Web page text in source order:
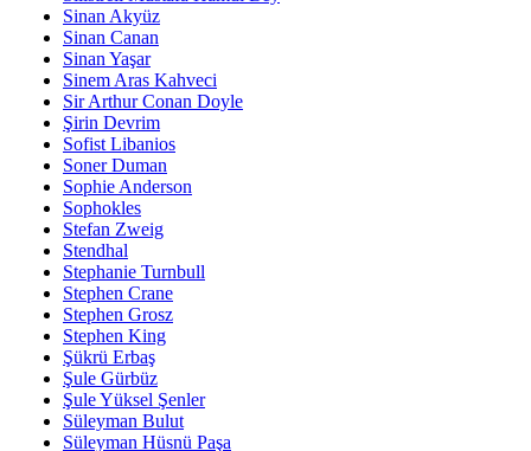
Sinan Akyüz
Sinan Canan
Sinan Yaşar
Sinem Aras Kahveci
Sir Arthur Conan Doyle
Şirin Devrim
Sofist Libanios
Soner Duman
Sophie Anderson
Sophokles
Stefan Zweig
Stendhal
Stephanie Turnbull
Stephen Crane
Stephen Grosz
Stephen King
Şükrü Erbaş
Şule Gürbüz
Şule Yüksel Şenler
Süleyman Bulut
Süleyman Hüsnü Paşa